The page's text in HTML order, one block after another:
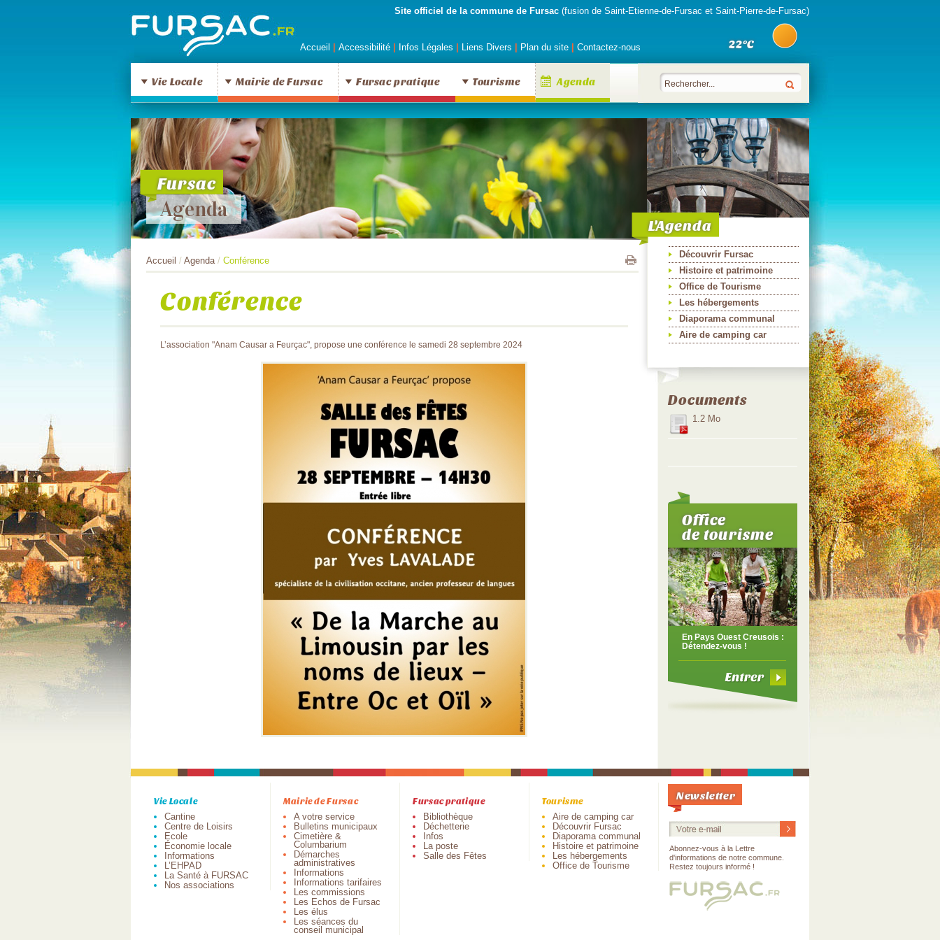
Site officiel de la commune de Fursac (fusion de Saint-Etienne-de-Fursac et Saint-Pierre-de-Fursac)
22°C
Accueil Accessibilité Infos Légales Liens Divers Plan du site| Contactez-nous
Vie Locale Mairie de Fursac Fursac pratique Tourisme Agenda
Fursac
Agenda
Accueil / Agenda / Conférence
Conférence
L’association "Anam Causar a Feurçac", propose une conférence le samedi 28 septembre 2024
L'Agenda
Découvrir Fursac
Histoire et patrimoine
Office de Tourisme
Les hébergements
Diaporama communal
Aire de camping car
Documents
1.2 Mo
Office
de tourisme
En Pays Ouest Creusois :
Détendez-vous !
Vie Locale
Cantine
Centre de Loisirs
Ecole
Économie locale
Informations
L’EHPAD
La Santé à FURSAC
Nos associations
Mairie de Fursac
A votre service
Bulletins municipaux
Cimetière &
Columbarium
Démarches
administratives
Informations
Informations tarifaires
Les commissions
Les Echos de Fursac
Les élus
Les séances du
conseil municipal
Fursac pratique
Bibliothèque
Déchetterie
Infos
La poste
Salle des Fêtes
Tourisme
Aire de camping car
Découvrir Fursac
Diaporama communal
Histoire et patrimoine
Les hébergements
Office de Tourisme
Newsletter
Abonnez-vous à la Lettre
d'informations de notre commune.
Restez toujours informé !